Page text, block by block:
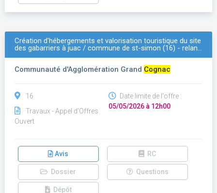
Création d'hébergements et valorisation touristique du site
des gabarriers à juac / commune de st-simon (16) - relan…
Communauté d'Agglomération Grand Cognac
16
Travaux - Appel d'Offres
Ouvert
Date limite de l'offre :
05/05/2026 à 12h00
Avis RC
Dossier Questions
Dépôt